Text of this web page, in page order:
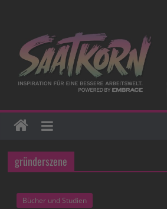
gründerszene
Bücher und Studien